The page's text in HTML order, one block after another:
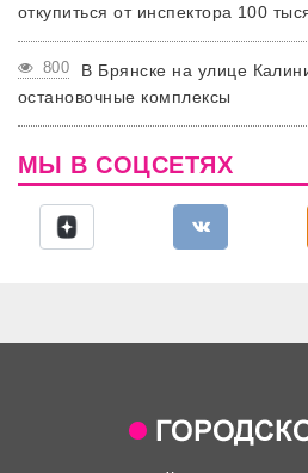
откупиться от инспектора 100
800
В Брянске на улице
остановочные комплексы
МЫ В СОЦСЕТЯХ